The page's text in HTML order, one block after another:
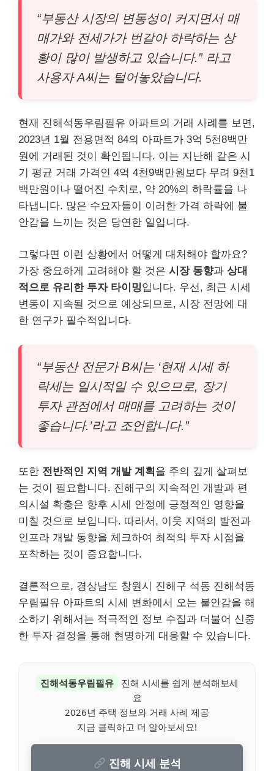
“부동산 시장의 변동성이 커지면서 매
매가와 전세가가 번갈아 하락하는 상
황이 많이 발생하고 있습니다.” 라고
사용자 A씨는 털어놓았습니다.
현재 진해석동우림필유 아파트의 거래 사례를 보면,
2023년 1월 전용면적 84의 아파트가 3억 5천8백만
원에 거래된 것이 확인됩니다. 이는 지난해 같은 시
기 평균 거래 가격인 4억 4천9백만원보다 무려 9천1
백만원이나 떨어진 수치로, 약 20%의 하락률을 나
타냅니다. 많은 수요자들이 이러한 가격 하락에 불
안감을 느끼는 것은 당연한 일입니다.
그렇다면 이런 상황에서 어떻게 대처해야 할까요?
가장 중요하게 고려해야 할 것은 시장 동향과 상대
적으로 유리한 투자 타이밍입니다. 우선, 최근 시세
변동이 지속될 것으로 예상되므로, 시장 전망에 대
한 연구가 필수적입니다.
“부동산 전문가 B씨는 ‘현재 시세 하
락세는 일시적일 수 있으므로, 장기
투자 관점에서 매매를 고려하는 것이
좋습니다.’라고 조언합니다.”
또한 전반적인 지역 개발 계획 을 주의 깊게 살펴보
는 것이 필요합니다. 진해구의 지속적인 개발과 편
의시설 확충은 향후 시세 안정에 긍정적인 영향을
미칠 것으로 보입니다. 따라서, 이웃 지역의 발전과
인프라 개발 동향을 체크하여 최적의 투자 시점을
포착하는 것이 중요합니다.
결론적으로, 경상남도 창원시 진해구 석동 진해석동
우림필유 아파트의 시세 변화에서 오는 불안감을 해
소하기 위해서는 적극적인 정보 수집과 더불어 신중
한 투자 결정을 통해 현명하게 대응할 수 있습니다.
진해석동우림필유
진해 시세를 쉽게 분석해보세
요
2026년 주택 정보와 거래 사례 제공
지금 클릭하고 더 알아보세요!
진해 시세 분석